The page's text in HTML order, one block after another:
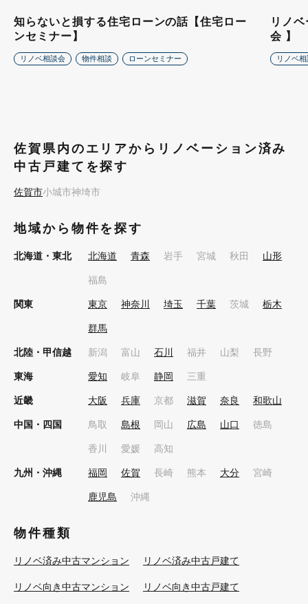
知らないと損する住宅ローンの話【住宅ロー
ンセミナー】
リノベ相談会 物件相談 ローンセミナー
リノ
会 】
リノベ
佐賀県内のエリアからリノベーション済み
中古戸建てを探す
佐賀市小城市神埼市
地域から物件を探す
北海道・東北 北海道 青森 岩手 宮城 秋田 山形
福島
関東 東京 神奈川 埼玉 千葉 茨城 栃木
群馬
北陸・甲信越 新潟 富山 石川 福井 山梨 長野
東海 愛知 岐阜 静岡 三重
近畿 大阪 兵庫 京都 滋賀 奈良 和歌山
中国・四国 鳥取 島根 岡山 広島 山口 徳島
香川 愛媛 高知
九州・沖縄 福岡 佐賀 長崎 熊本 大分 宮崎
鹿児島 沖縄
物件種類
リノベ済み中古マンション リノベ済み中古戸建て
リノベ向き中古マンション リノベ向き中古戸建て